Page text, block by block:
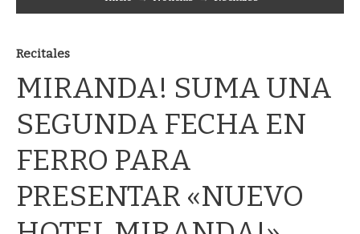
MIRANDA! SUMA UNA
SEGUNDA FECHA EN
FERRO PARA
PRESENTAR «NUEVO
HOTEL MIRANDA!»